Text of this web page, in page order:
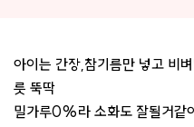
아이는 간장,참기름만 넣고 비
릇 뚝딱
밀가루0%라 소화도 잘될거같